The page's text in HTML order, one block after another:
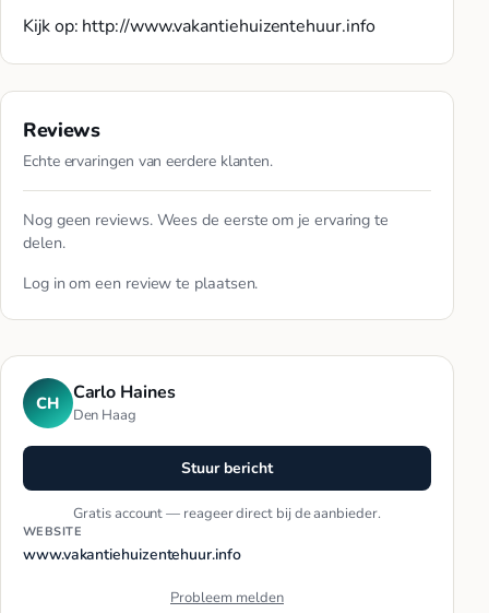
Kijk op: http://www.vakantiehuizentehuur.info
Reviews
Echte ervaringen van eerdere klanten.
Nog geen reviews. Wees de eerste om je ervaring te
delen.
Log in om een review te plaatsen.
CH Carlo Haines
Den Haag
Stuur bericht
Gratis account — reageer direct bij de aanbieder.
WEBSITE
www.vakantiehuizentehuur.info
Probleem melden